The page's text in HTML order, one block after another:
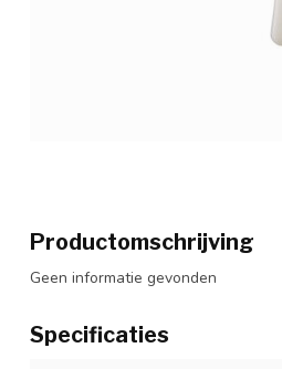
Productomschrijving
Geen informatie gevonden
Specificaties